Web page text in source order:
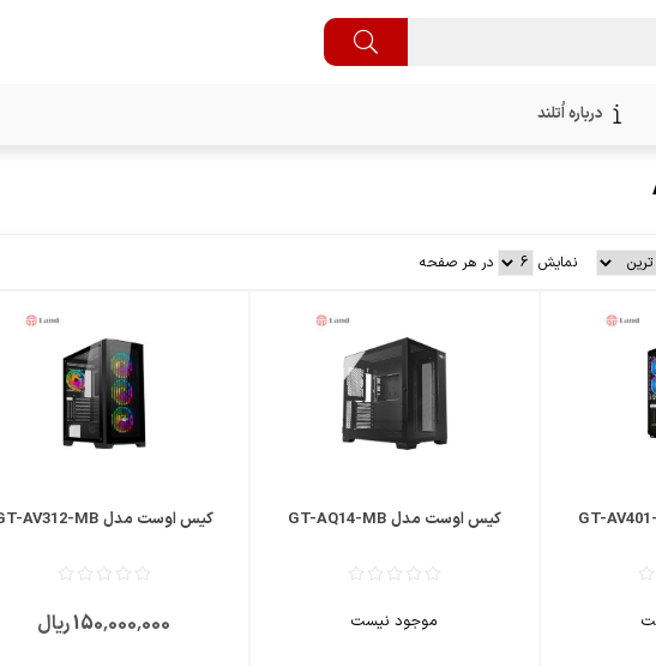
درباره اُتلند
نمایش در هر صفحه
کیس اوست مدل GT-AQ14-MB
موجود نیست
کیس اوست مدل GT-AV312-MB
150٬000٬000 ریال
مقایسه